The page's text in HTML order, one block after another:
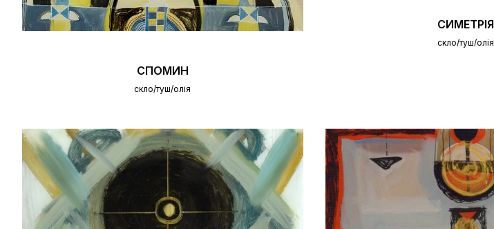
СПОМИН
скло/туш/олія
СИМЕТРІЯ
скло/туш/олія